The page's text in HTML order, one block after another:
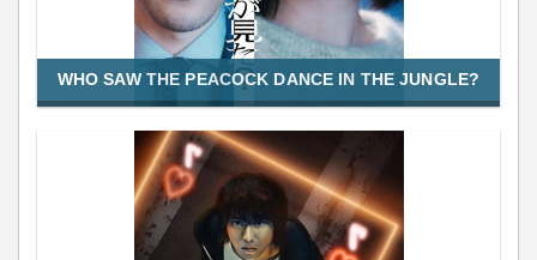
WHO SAW THE PEACOCK DANCE IN THE JUNGLE?